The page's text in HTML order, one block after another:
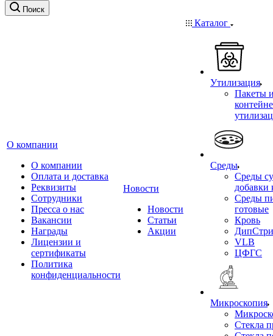
Поиск
О компании
О компании
Оплата и доставка
Реквизиты
Сотрудники
Пресса о нас
Вакансии
Награды
Лицензии и
сертификаты
Политика
конфиденциальности
Новости
Новости
Статьи
Акции
Каталог
Утилизация
Пакеты
Среды
Среды
добавки
Среды
готовые
Кровь
VLB
ЦФГС
Микроскопия
Стекла